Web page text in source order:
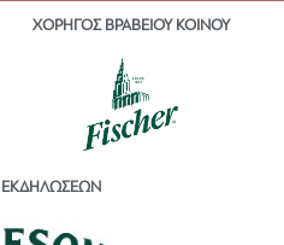
ΧΟΡΗΓΟΣ ΒΡΑΒΕΙΟΥ ΚΟΙΝΟΥ